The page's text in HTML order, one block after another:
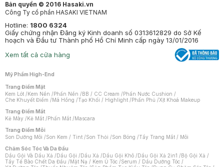
Bản quyền © 2016 Hasaki.vn
Công Ty cổ phần HASAKI VIETNAM
Hotline: 1800 6324
Giấy chứng nhận Đăng ký Kinh doanh số 0313612829 do Sở Kế
hoạch và Đầu tư Thành phố Hồ Chí Minh cấp ngày 13/01/2016
Xem tất cả cửa hàng
Mỹ Phẩm High-End
Trang Điểm Mặt
Kem Lót /Kem Nền /Phấn Nền /BB / CC Cream /Phấn Nước Cushion /
Che Khuyết Điểm /Má Hồng /Tạo Khối / Highlight /Phấn Phủ /Xịt Khoá Makeup
Trang Điểm Mắt
Kẻ Mày /Kẻ Mắt /Phấn Mắt /Mascara
Trang Điểm Môi
Son Dưỡng Môi /Son Kem / Tint /Son Thỏi /Son Bóng /Tẩy Trang Mắt / Môi
Chăm Sóc Tóc Và Da Đầu
Dầu Gội Và Dầu Xả /Dầu Gội /Dầu Xả /Dầu Gội Khô /Dầu Gội Xả 2in1 /Bộ Gội Xả /
Tẩy Tế Bào Chết Da Đầu /Mặt Nạ / Kem Ủ Tóc /Serum / Dầu Dưỡng Tóc /